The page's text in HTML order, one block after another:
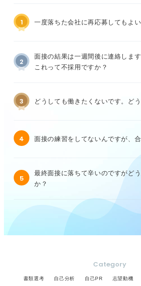
1 一度落ちた会社に再応募してもよい
2
面接の結果は一週間後に連絡しま
これって不採用ですか？
3 どうしても働きたくないです。ど
4 面接の練習をしてないんですが、
5
最終面接に落ちて辛いのですがど
か？
Category
書類選考 自己分析 自己PR 志望動機